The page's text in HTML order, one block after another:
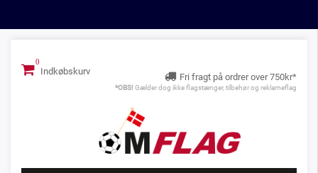
Indkøbskurv
Fri fragt på ordrer over 750kr*
*OBS! Gælder dog ikke flagstænger, tilbehør og reklameflag